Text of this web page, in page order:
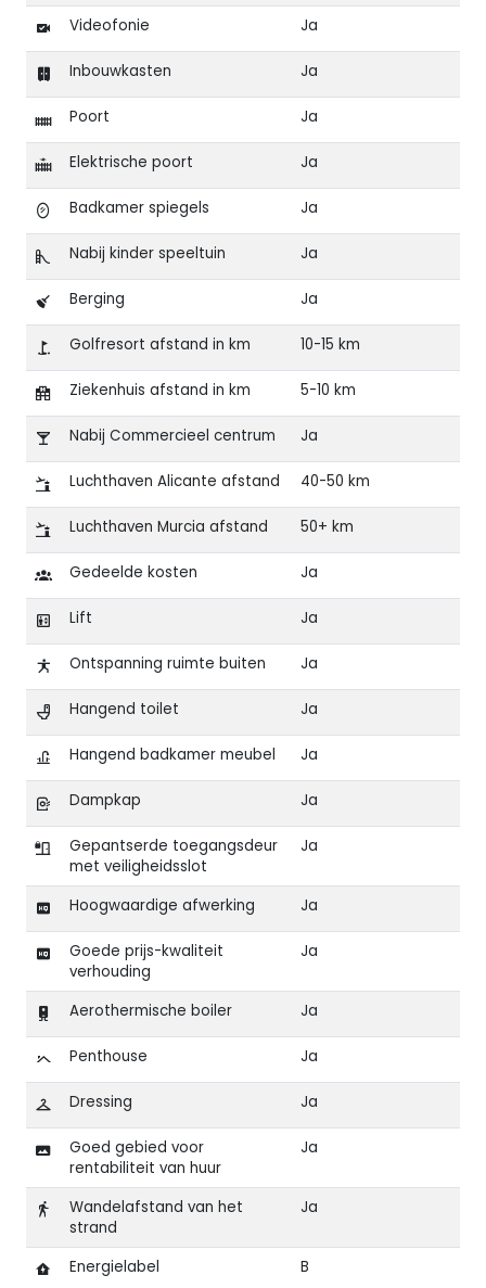
Videofonie Ja
Inbouwkasten Ja
Poort Ja
Elektrische poort Ja
Badkamer spiegels Ja
Nabij kinder speeltuin Ja
Berging Ja
Golfresort afstand in km 10-15 km
Ziekenhuis afstand in km 5-10 km
Nabij Commercieel centrum Ja
Luchthaven Alicante afstand 40-50 km
Luchthaven Murcia afstand 50+ km
Gedeelde kosten Ja
Lift Ja
Ontspanning ruimte buiten Ja
Hangend toilet Ja
Hangend badkamer meubel Ja
Dampkap Ja
Gepantserde toegangsdeur
met veiligheidsslot
Ja
Hoogwaardige afwerking Ja
Goede prijs-kwaliteit
verhouding
Ja
Aerothermische boiler Ja
Penthouse Ja
Dressing Ja
Goed gebied voor
rentabiliteit van huur
Ja
Wandelafstand van het
strand
Ja
Energielabel B